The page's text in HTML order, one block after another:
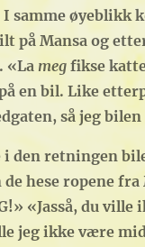
samme
på Mansa og
«La megfikse
en bil. Like
så jeg
i den retningen
hese ropene
«Jasså, du
jeg ikke være